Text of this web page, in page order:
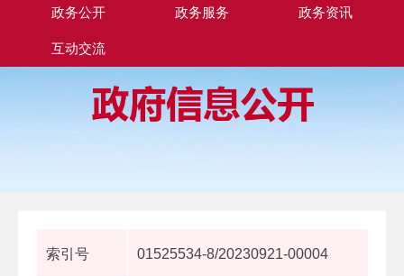
政务公开 政务服务 政务资讯
互动交流
索引号 01525534-8/20230921-00004